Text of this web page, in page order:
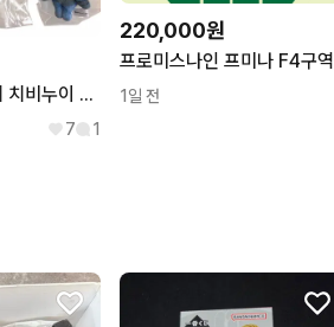
일괄) 케로로 미니 치비누이 키링 인형 시크릿 케로로b
7 1
220,000원
1일 전